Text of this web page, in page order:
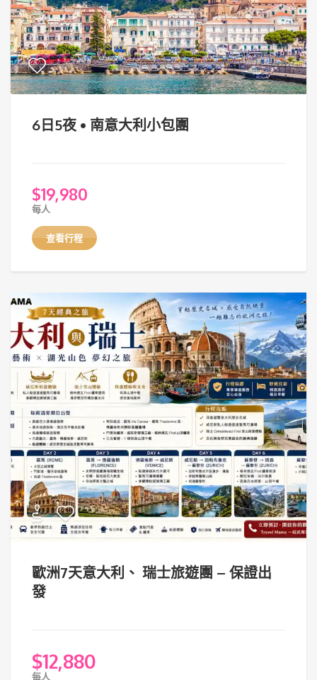
6日5夜 • 南意大利小包團
$19,980
每人
查看行程
歐洲7天意大利、 瑞士旅遊團 – 保證出
發
$12,880
每人